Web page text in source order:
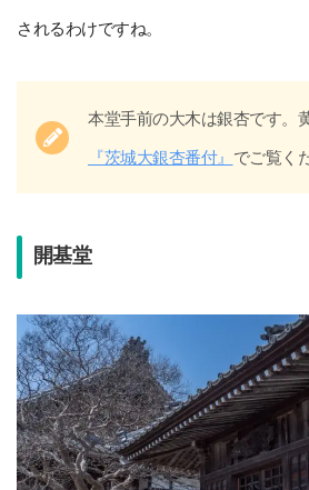
されるわけですね。
本堂手前の大木は銀杏です。
『茨城大銀杏番付』 でご覧く
開基堂